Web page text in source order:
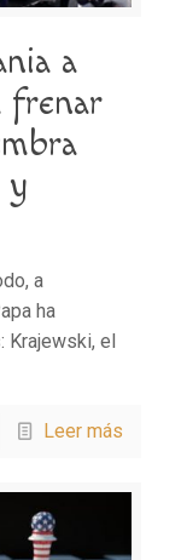
a
frenar
y
a
ha
Krajewski, el
Leer más